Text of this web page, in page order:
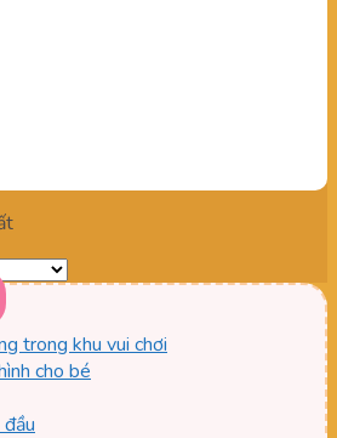
trong khu vui chơi
cho bé